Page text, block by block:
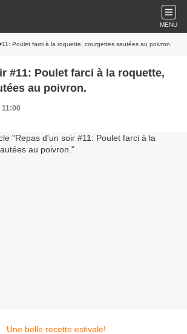
MENU
Poulet farci à la roquette, courgettes sautées au poivron.
#11: Poulet farci à la roquette,
au poivron.
11:00